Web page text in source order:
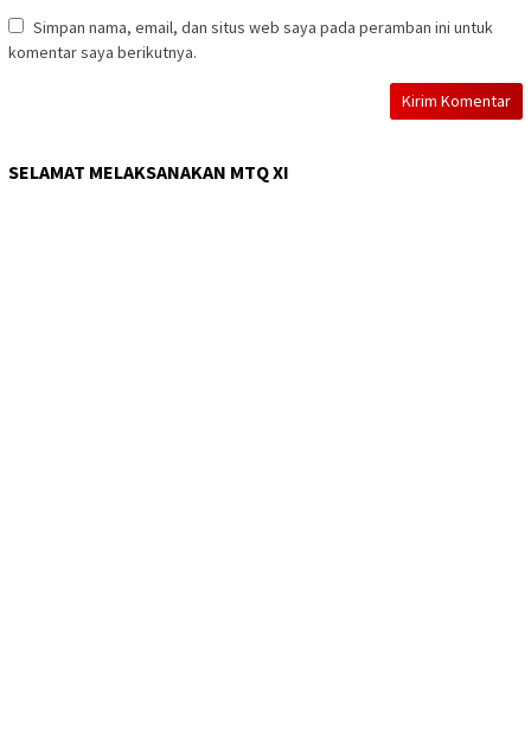
Simpan nama, email, dan situs web saya pada peramban ini untuk
komentar saya berikutnya.
SELAMAT MELAKSANAKAN MTQ XI